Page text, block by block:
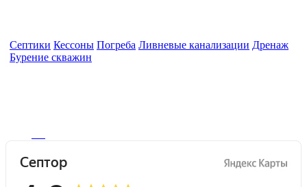
Септики Кессоны Погреба Ливневые канализации Дренаж
Бурение скважин